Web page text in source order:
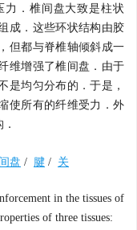
力．椎间盘大致是柱状
成．这些环状结构由胶
但都与脊椎轴倾斜成一
维增强了椎间盘．由于
是均匀分布的．于是，
使所有的纤维受力．外
盘 / 腱 / 关
in the tissues of
of three tissues: